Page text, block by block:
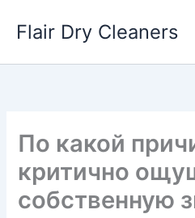
Flair Dry Cleaners
По какой
критично
собственную